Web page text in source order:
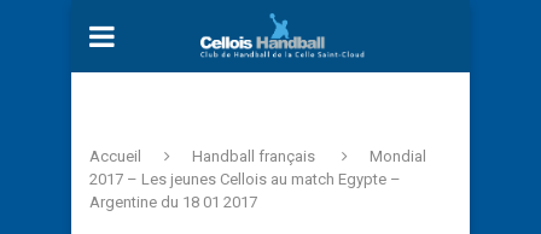
Accueil Handball français
Mondial
2017 – Les jeunes Cellois au match Egypte –
Argentine du 18 01 2017